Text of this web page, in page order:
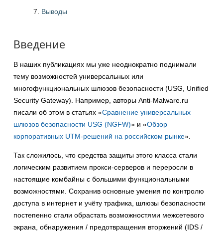
Выводы
Введение
В наших публикациях мы уже неоднократно поднимали
тему возможностей универсальных или
многофункциональных шлюзов безопасности (USG, Unified
Security Gateway). Например, авторы Anti-Malware.ru
писали об этом в статьях «Сравнение универсальных
шлюзов безопасности USG (NGFW)» и «Обзор
корпоративных UTM-решений на российском рынке».
Так сложилось, что средства защиты этого класса стали
логическим развитием прокси-серверов и переросли в
настоящие комбайны с большими функциональными
возможностями. Сохранив основные умения по контролю
доступа в интернет и учёту трафика, шлюзы безопасности
постепенно стали обрастать возможностями межсетевого
экрана, обнаружения / предотвращения вторжений (IDS /